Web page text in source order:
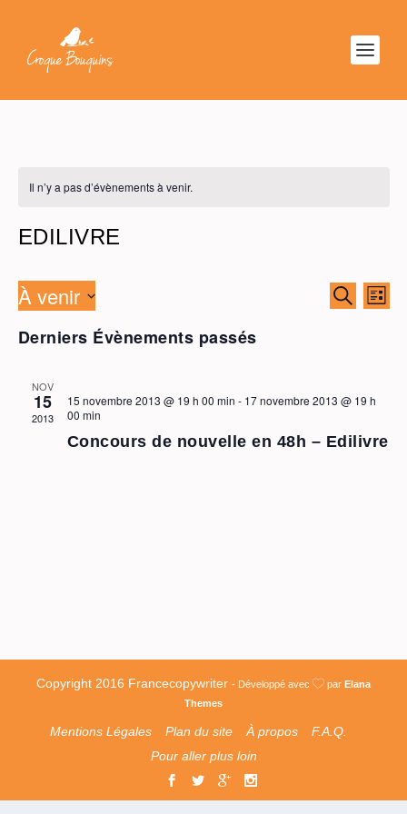
Il n’y a pas d’évènements à venir.
EDILIVRE
ET
DE
LISTE
À venir
une
Derniers Évènements passés
NOV
15
2013
15 novembre 2013 @ 19 h 00 min - 17 novembre 2013 @ 19 h
00 min
Concours de nouvelle en 48h – Edilivre
Copyright 2016 Francecopywriter - Développé avec par Elana
Themes
Mentions Légales Plan du site À propos
F.A.Q.
Pour aller plus loin